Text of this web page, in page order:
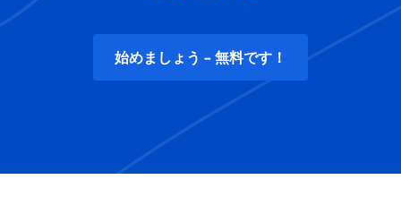
始めましょう - 無料です！